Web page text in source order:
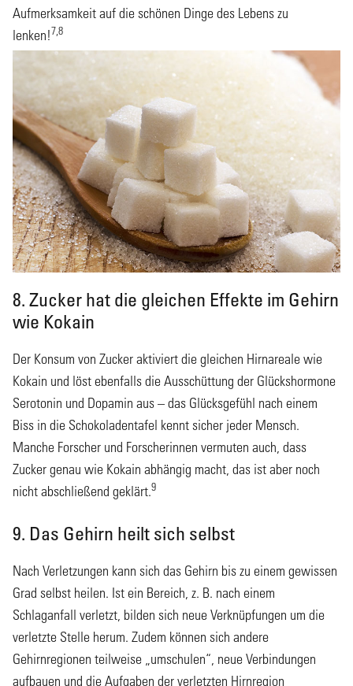
Aufmerksamkeit auf die schönen Dinge des Lebens zu
lenken!7,8
8. Zucker hat die gleichen Effekte im Gehirn
wie Kokain
Der Konsum von Zucker aktiviert die gleichen Hirnareale wie
Kokain und löst ebenfalls die Ausschüttung der Glückshormone
Serotonin und Dopamin aus – das Glücksgefühl nach einem
Biss in die Schokoladentafel kennt sicher jeder Mensch.
Manche Forscher und Forscherinnen vermuten auch, dass
Zucker genau wie Kokain abhängig macht, das ist aber noch
nicht abschließend geklärt.9
9. Das Gehirn heilt sich selbst
Nach Verletzungen kann sich das Gehirn bis zu einem gewissen
Grad selbst heilen. Ist ein Bereich, z. B. nach einem
Schlaganfall verletzt, bilden sich neue Verknüpfungen um die
verletzte Stelle herum. Zudem können sich andere
Gehirnregionen teilweise „umschulen“, neue Verbindungen
aufbauen und die Aufgaben der verletzten Hirnregion